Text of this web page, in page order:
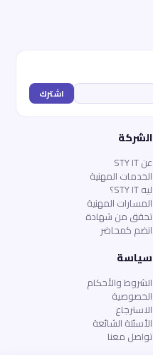
اشترك
الشركة
عن STY IT
الخدمات المهنية
ليه STY IT؟
المسارات المهنية
تحقق من شهادة
انضم كمحاضر
سياسة
الشروط والأحكام
الخصوصية
الاسترجاع
الأسئلة الشائعة
تواصل معنا